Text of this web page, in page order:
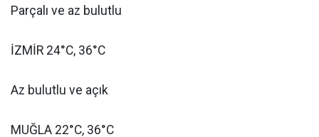
Parçalı ve az bulutlu
İZMİR 24°C, 36°C
Az bulutlu ve açık
MUĞLA 22°C, 36°C